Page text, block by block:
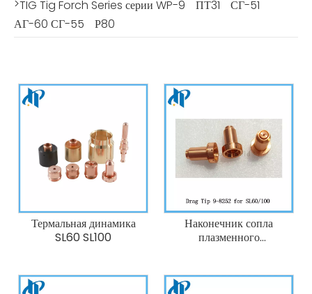
>TIG Tig Forch Series серии WP-9 ПТ31
СГ-51
АГ-60 СГ-55
Р80
Термальная динамика
SL60 SL100
Наконечник сопла
плазменного
резки Thermal